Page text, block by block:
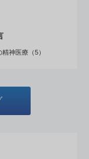
神医療（5）